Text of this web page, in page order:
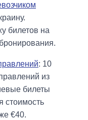
билетов на
: 10
из
билеты
стоимость
€40.